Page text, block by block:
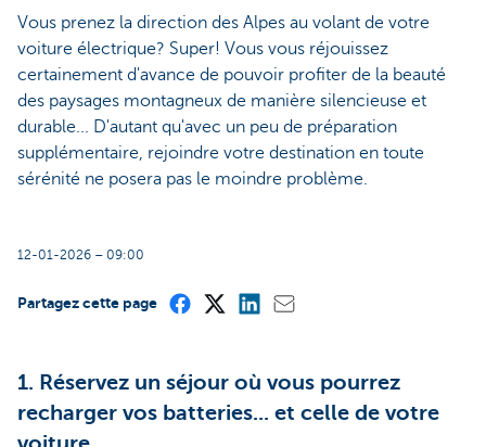
Vous prenez la direction des Alpes au volant de votre
voiture électrique? Super! Vous vous réjouissez
certainement d'avance de pouvoir profiter de la beauté
des paysages montagneux de manière silencieuse et
durable... D'autant qu'avec un peu de préparation
supplémentaire, rejoindre votre destination en toute
sérénité ne posera pas le moindre problème.
12-01-2026 – 09:00
Partagez cette page
1. Réservez un séjour où vous pourrez
recharger vos batteries... et celle de votre